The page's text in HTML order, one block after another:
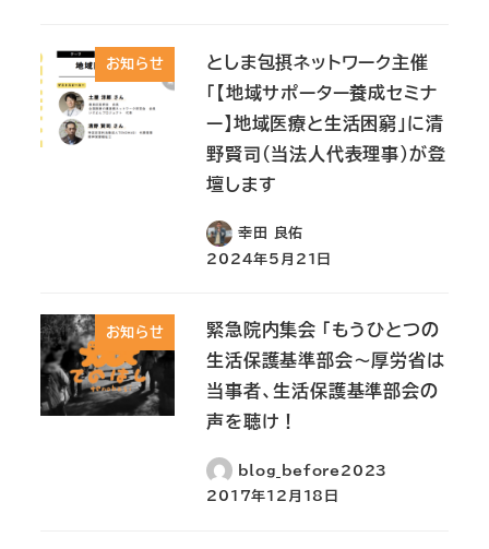
お知らせ
としま包摂ネットワーク主催
「【地域サポーター養成セミナ
ー】地域医療と生活困窮」に清
野賢司（当法人代表理事）が登
壇します
幸田 良佑
2024年5月21日
お知らせ
緊急院内集会 「もうひとつの
生活保護基準部会～厚労省は
当事者、生活保護基準部会の
声を聴け！
blog_before2023
2017年12月18日